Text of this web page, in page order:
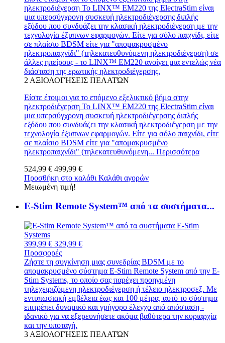
ηλεκτροδιέγερση Το LINX™ EM220 της ElectraStim είναι
μια υπερσύγχρονη συσκευή ηλεκτροδιέγερσης διπλής
εξόδου που συνδυάζει την κλασική ηλεκτροδιέγερση με την
τεχνολογία έξυπνων εφαρμογών. Είτε για σόλο παιχνίδι, είτε
σε πλαίσιο BDSM είτε για "απομακρυσμένο
ηλεκτροπαιχνίδι" (τηλεκατευθυνόμενη ηλεκτροδιέγερση) σε
άλλες ηπείρους - το LINX™ EM220 ανοίγει μια εντελώς νέα
διάσταση της ερωτικής ηλεκτροδιέγερσης.
2 ΑΞΙΟΛΟΓΉΣΕΙΣ ΠΕΛΑΤΏΝ
Είστε έτοιμοι για το επόμενο εξελικτικό βήμα στην
ηλεκτροδιέγερση Το LINX™ EM220 της ElectraStim είναι
μια υπερσύγχρονη συσκευή ηλεκτροδιέγερσης διπλής
εξόδου που συνδυάζει την κλασική ηλεκτροδιέγερση με την
τεχνολογία έξυπνων εφαρμογών. Είτε για σόλο παιχνίδι, είτε
σε πλαίσιο BDSM είτε για "απομακρυσμένο
ηλεκτροπαιχνίδι" (τηλεκατευθυνόμενη... Περισσότερα
524,99 € 499,99 €
Προσθήκη στο καλάθι Καλάθι αγορών
Μειωμένη τιμή!
E-Stim Remote System™ από τα συστήματα...
399,99 € 329,99 €
Προσφορές
Ζήστε τη συγκίνηση μιας συνεδρίας BDSM με το
απομακρυσμένο σύστημα E-Stim Remote System από την E-
Stim Systems, το οποίο σας παρέχει προηγμένη
τηλεχειριζόμενη ηλεκτροδιέγερση ή τέλειο ηλεκτροσεξ. Με
εντυπωσιακή εμβέλεια έως και 100 μέτρα, αυτό το σύστημα
επιτρέπει δυναμικό και γρήγορο έλεγχο από απόσταση -
ιδανικό για να εξερευνήσετε ακόμα βαθύτερα την κυριαρχία
και την υποταγή.
3 ΑΞΙΟΛΟΓΉΣΕΙΣ ΠΕΛΑΤΏΝ